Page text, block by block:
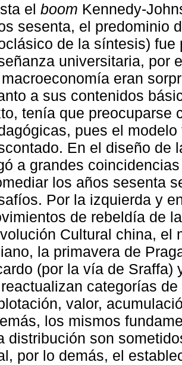
el boom Kennedy-
sesenta, el predominio
de la síntesis)
universitaria, por
eran
a sus contenidos
tenía que preocuparse
pues el
En el diseño de
a grandes
los años sesenta
Por la izquierda y
de rebeldía de
Cultural china, el
la primavera de
(por la vía de Sraffa)
categorías
valor,
los mismos
distribución son
por lo demás, el